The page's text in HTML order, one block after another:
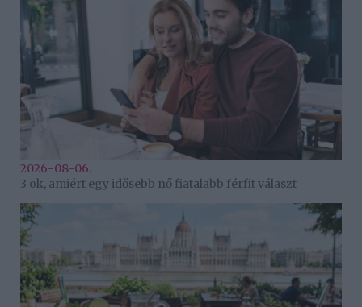
2026-08-06.
3 ok, amiért egy idősebb nő fiatalabb férfit választ